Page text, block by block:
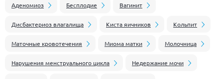
Аденомиоз Бесплодие Вагинит
Дисбактериоз влагалища Киста яичников Кольпит
Маточные кровотечения Миома матки Молочница
Нарушения менструального цикла Недержание мочи